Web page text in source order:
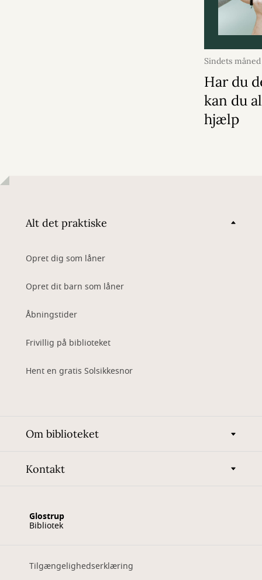
Sindets måned
2026
Har du
kan du
hjælp
Alt det praktiske
Opret dig som låner
Opret dit barn som låner
Åbningstider
Frivillig på biblioteket
Hent en gratis Solsikkesnor
Om biblioteket
Kontakt
Glostrup
Bibliotek
Tilgængelighedserklæring